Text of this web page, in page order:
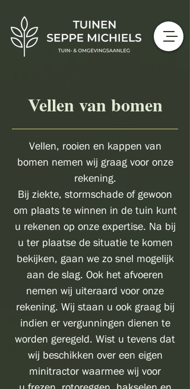
Vellen van bomen
Vellen, rooien en kappen van
bomen nemen wij graag voor onze
rekening.
Bij ziekte, stormschade of gewoon
om plaats te winnen in de tuin kunt
u rekenen op onze expertise. Na bij
u ter plaatse de situatie te komen
bekijken, gaan we zo snel mogelijk
aan de slag. Ook het afvoeren
nemen wij uiteraard voor onze
rekening. Wij staan u ook graag bij
indien er vergunningen dienen te
worden geregeld. Wist u tevens dat
wij beschikken over een eigen
minitractor waarmee wij voor